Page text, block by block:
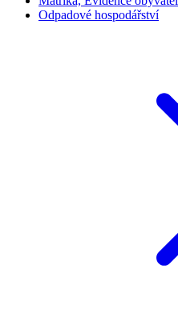
Odpadové hospodářství